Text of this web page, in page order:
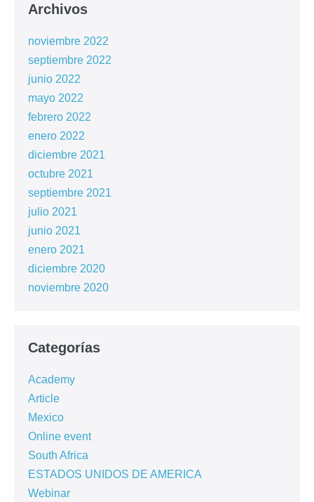
Archivos
noviembre 2022
septiembre 2022
junio 2022
mayo 2022
febrero 2022
enero 2022
diciembre 2021
octubre 2021
septiembre 2021
julio 2021
junio 2021
enero 2021
diciembre 2020
noviembre 2020
Categorías
Academy
Article
Mexico
Online event
South Africa
ESTADOS UNIDOS DE AMERICA
Webinar